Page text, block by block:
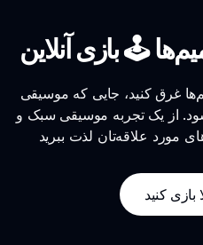
🕹️ بازی آنلاین
غرق کنید، جایی که موسیقی
از یک تجربه موسیقی سبک و
بازی کنید